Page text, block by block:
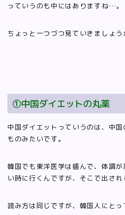
っていうのも中にはありますね…。
ちょっと一つづつ見ていきましょう
①中国ダイエットの丸薬
中国ダイエットっていうのは、中
ものみたいです。
韓国でも東洋医学は盛んで、体調
い時に行くんですが、そこで出され
読み方は同じですが、韓国人にと